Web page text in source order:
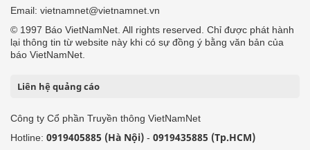
Email: vietnamnet@vietnamnet.vn
© 1997 Báo VietNamNet. All rights reserved. Chỉ được phát hành
lại thông tin từ website này khi có sự đồng ý bằng văn bản của
báo VietNamNet.
Liên hệ quảng cáo
Công ty Cổ phần Truyền thông VietNamNet
Hotline: 0919405885 (Hà Nội) - 0919435885 (Tp.HCM)